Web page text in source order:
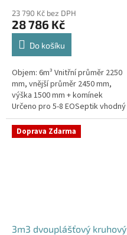
23 790 Kč bez DPH
28 786 Kč
Do košíku
Objem: 6m³ Vnitřní průměr 2250
mm, vnější průměr 2450 mm,
výška 1500 mm + komínek
Určeno pro 5-8 EOSeptik vhodný
pod parkovací stání,
komunikace a do jílovité
zeminyPrůměr...
Doprava Zdarma
3m3 dvouplášťový kruhový